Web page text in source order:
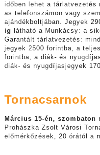
időben lehet a tárlatvezetés
as telefonszámon vagy
ajándékboltjában. Jegyek
ig
látható a Munkácsy: a
Garantált tárlatvezetés:
jegyek 2500 forintba, a
forintba, a diák- és
diák- és nyugdíjasjegyek
Tornacsarnok
Március 15-én, szombaton
Prohászka Zsolt Városi
előmérkőzések, 20 órától a